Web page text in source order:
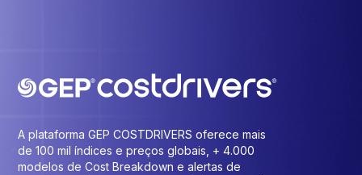
A plataforma GEP COSTDRIVERS oferece mais
de 100 mil índices e preços globais, + 4.000
modelos de Cost Breakdown e alertas de